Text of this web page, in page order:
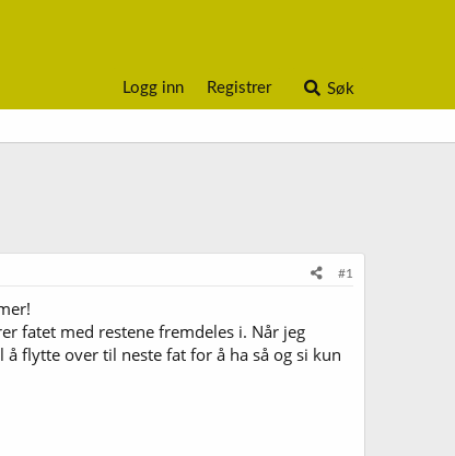
Logg inn Registrer Søk
#1
fatet med restene fremdeles i. Når jeg
flytte over til neste fat for å ha så og si kun